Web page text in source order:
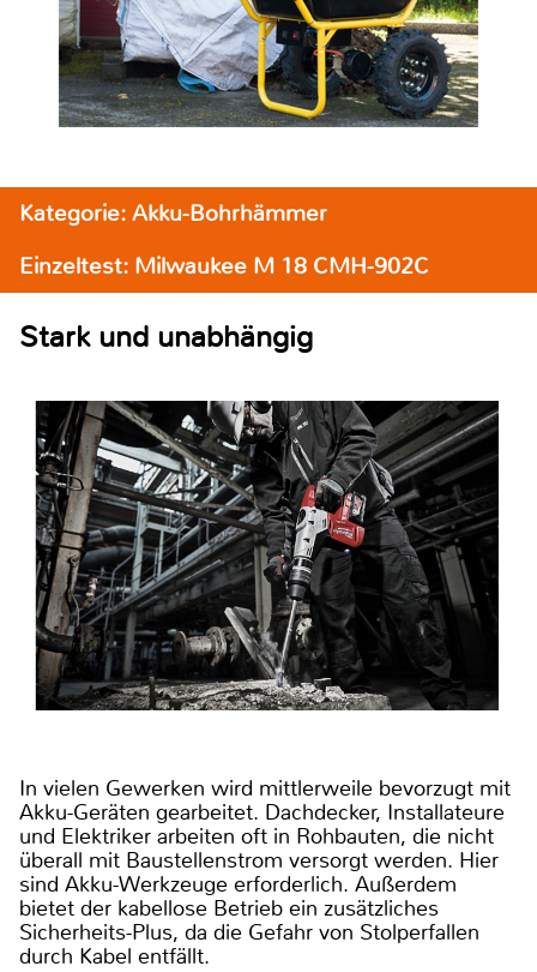
Kategorie: Akku-Bohrhämmer
Einzeltest: Milwaukee M 18 CMH-902C
Stark und unabhängig
In vielen Gewerken wird mittlerweile bevorzugt mit
Akku-Geräten gearbeitet. Dachdecker, Installateure
und Elektriker arbeiten oft in Rohbauten, die nicht
überall mit Baustellenstrom versorgt werden. Hier
sind Akku-Werkzeuge erforderlich. Außerdem
bietet der kabellose Betrieb ein zusätzliches
Sicherheits-Plus, da die Gefahr von Stolperfallen
durch Kabel entfällt.